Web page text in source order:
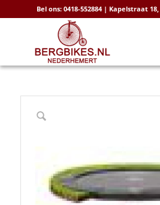
Bel ons: 0418-552884 | Kapelstraat